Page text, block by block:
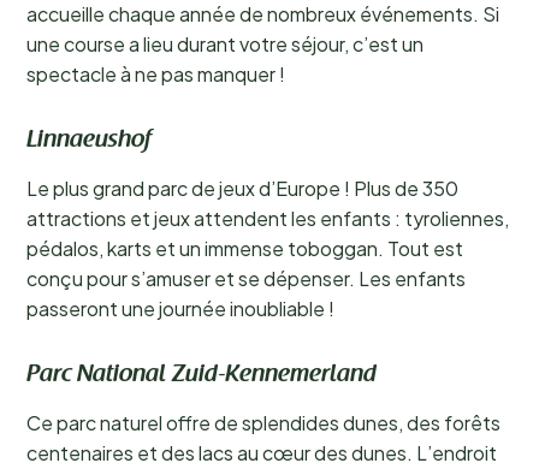
accueille chaque année de nombreux événements. Si
une course a lieu durant votre séjour, c’est un
spectacle à ne pas manquer !
Linnaeushof
Le plus grand parc de jeux d’Europe ! Plus de 350
attractions et jeux attendent les enfants : tyroliennes,
pédalos, karts et un immense toboggan. Tout est
conçu pour s’amuser et se dépenser. Les enfants
passeront une journée inoubliable !
Parc National Zuid-Kennemerland
Ce parc naturel offre de splendides dunes, des forêts
centenaires et des lacs au cœur des dunes. L’endroit